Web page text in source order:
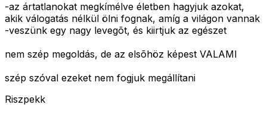
-az ártatlanokat megkímélve életben hagyjuk azokat,
akik válogatás nélkül ölni fognak, amíg a világon vannak
-veszünk egy nagy levegõt, és kiirtjuk az egészet
nem szép megoldás, de az elsõhöz képest VALAMI
szép szóval ezeket nem fogjuk megállítani
Riszpekk